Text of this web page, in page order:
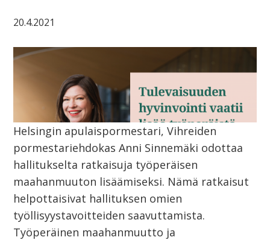
20.4.2021
Helsingin apulaispormestari, Vihreiden
pormestariehdokas Anni Sinnemäki odottaa
hallitukselta ratkaisuja työperäisen
maahanmuuton lisäämiseksi. Nämä ratkaisut
helpottaisivat hallituksen omien
työllisyystavoitteiden saavuttamista.
Työperäinen maahanmuutto ja